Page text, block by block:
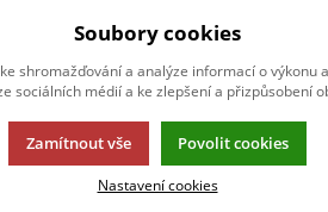
Soubory cookies
shromažďování a analýze informací o výkonu
sociálních médií a ke zlepšení a přizpůsobení
Zamítnout vše Povolit cookies
Nastavení cookies